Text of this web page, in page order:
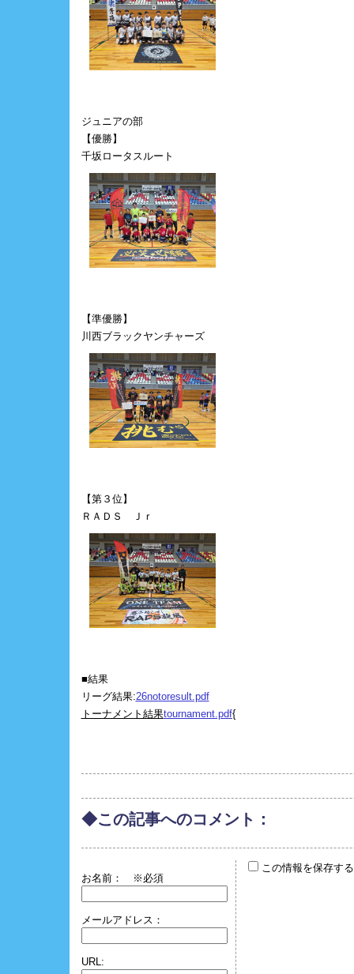
ジュニアの部
【優勝】
千坂ロータスルート
【準優勝】
川西ブラックヤンチャーズ
【第３位】
ＲＡＤＳ Ｊｒ
■結果
リーグ結果:26notoresult.pdf
トーナメント結果tournament.pdf{
◆この記事へのコメント：
お名前： ※必須
メールアドレス：
URL:
この情報を保存する